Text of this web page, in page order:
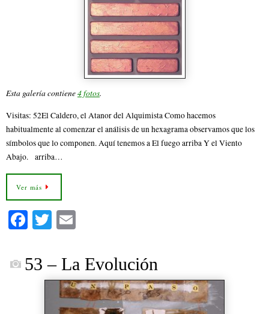
Esta galería contiene4 fotos.
Visitas: 52El Caldero, el Atanor del Alquimista Como hacemos
habitualmente al comenzar el análisis de un hexagrama observamos que los
símbolos que lo componen. Aquí tenemos a El fuego arriba Y el Viento
Abajo. arriba…
Ver más
Fa
bo
ok
T
tte
r
ail
53 – La Evolución